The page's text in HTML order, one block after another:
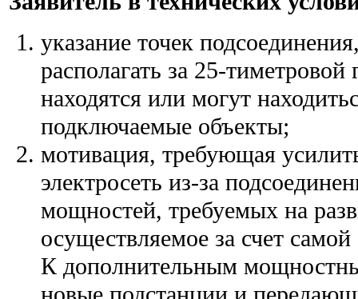
указание точек
располагать за 25-тиметровой
находятся или могут
подключаемые объекты;
мотивация, требующая
электросеть из-за
мощностей, требуемых на
осуществляемое за счет
К дополнительным